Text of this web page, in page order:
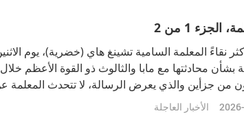
1 من 2
بشأن محادثتها مع مابا والثالوث ذو القوة الأعظم
من جزأين والذي يعرض الرسالة، لا تتحدث
عن أسئلتها لمابا والثالوث ذو القوة الأعظم
على
الأخبار العاجلة